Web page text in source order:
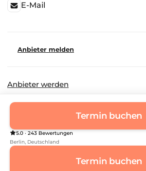
E-Mail
Anbieter melden
Anbieter werden
©
Termin buchen
5.0 · 243 Bewertungen
Berlin, Deutschland
Termin buchen